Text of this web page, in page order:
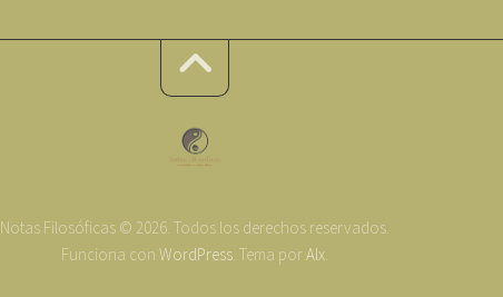
Notas Filosóficas © 2026. Todos los derechos reservados.
Funciona con WordPress. Tema porAlx.